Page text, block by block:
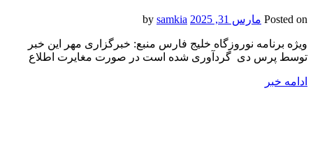
Posted on مارس 31, 2025 samkia
ویژه برنامه نوروزگاه خلیج فارس منبع: خبرگزاری مهر این خبر
توسط پرس دی گردآوری شده است در صورت مغایرت اطلاع
ادامه خبر